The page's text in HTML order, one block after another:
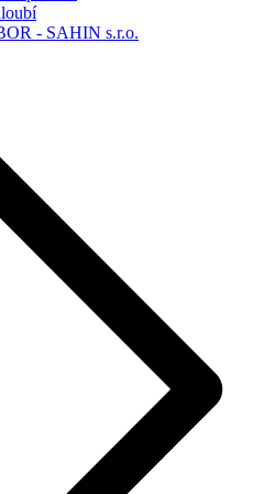
- SAHIN s.r.o.